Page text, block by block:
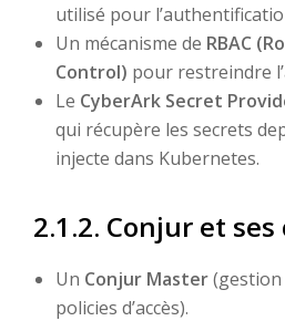
utilisé pour
Un mécanisme de RBAC
Control) pour restreindre
Le CyberArk Secret
qui récupère les secrets
injecte dans Kubernetes.
2.1.2. Conjur et
Un Conjur Master(gestion
policies d’accès).